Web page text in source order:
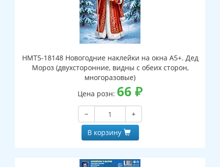
НМТ5-18148 Новогодние наклейки на окна А5+. Дед
Мороз (двухсторонние, видны с обеих сторон,
многоразовые)
Цена розн: 66 ₽
−
+
В корзину